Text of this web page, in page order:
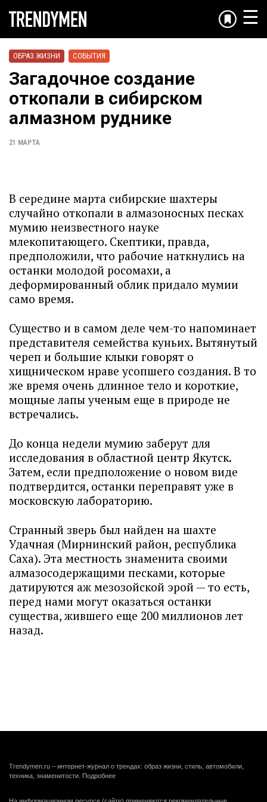
☰
ОБРАЗ ЖИЗНИ СОБЫТИЯ
Загадочное создание
откопали в сибирском
алмазном руднике
21 МАРТА
В середине марта сибирские шахтеры
случайно откопали в алмазоносных песках
мумию неизвестного науке
млекопитающего. Скептики, правда,
предположили, что рабочие наткнулись на
останки молодой росомахи, а
деформированный облик придало мумии
само время.
Существо и в самом деле чем-то напоминает
представителя семейства куньих. Вытянутый
череп и большие клыки говорят о
хищническом нраве усопшего создания. В то
же время очень длинное тело и короткие,
мощные лапы ученым еще в природе не
встречались.
До конца недели мумию заберут для
исследования в областной центр Якутск.
Затем, если предположение о новом виде
подтвердится, останки переправят уже в
московскую лабораторию.
Странный зверь был найден на шахте
Удачная (Мирнинский район, республика
Саха). Эта местность знаменита своими
алмазосодержащими песками, которые
датируются аж мезозойской эрой — то есть,
перед нами могут оказаться останки
существа, жившего еще 200 миллионов лет
назад.
Trendymen.ru – интернет-журнал о трендах: образ жизни, стиль, автомобили,
техника, знаменитости. Подробнее